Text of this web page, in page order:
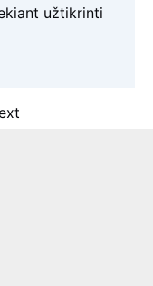
užtikrinti